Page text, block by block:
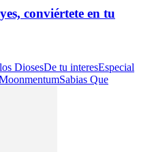
conviértete en tu
DiosesDe tu interesEspecial
Sabias Que